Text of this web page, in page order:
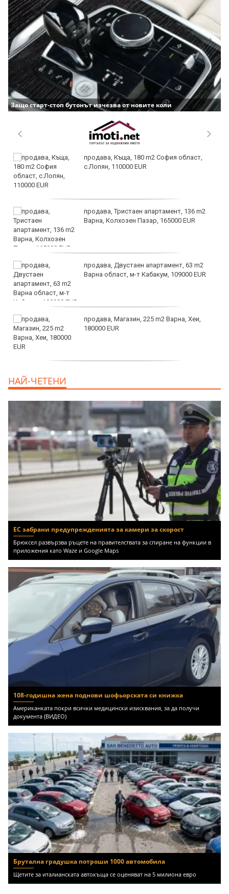
Защо старт-стоп бутонът изчезва от новите коли
продава, Къща, 180 m2 София област,
с.Лопян, 110000 EUR
продава, Тристаен апартамент, 136 m2
Варна, Колхозен Пазар, 165000 EUR
продава, Двустаен апартамент, 63 m2
Варна област, м-т Кабакум, 109000 EUR
продава, Магазин, 225 m2 Варна, Хеи,
180000 EUR
НАЙ-ЧЕТЕНИ
ЕС забрани предупрежденията за камери за скорост
Брюксел развързва ръцете на правителствата за спиране на функции в
приложения като Waze и Google Maps
108-годишна жена поднови шофьорската си книжка
Американката покри всички медицински изисквания, за да получи
документа (ВИДЕО)
Брутална градушка потроши 1000 автомобила
Щетите за италианската автокъща се оценяват на 5 милиона евро